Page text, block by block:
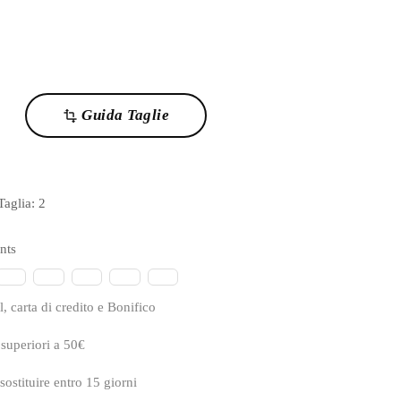
transform Guida Taglie
2
carta di credito e Bonifico
a 50€
entro 15 giorni